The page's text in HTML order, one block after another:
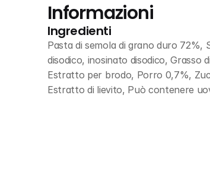
Informazioni
Ingredienti
Pasta di semola di grano duro 72%,
disodico, inosinato disodico, Grasso
Estratto per brodo, Porro 0,7%,
Estratto di lievito, Può contenere